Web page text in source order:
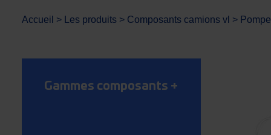
Accueil > Les produits > Composants camions vl >
Gammes composants +